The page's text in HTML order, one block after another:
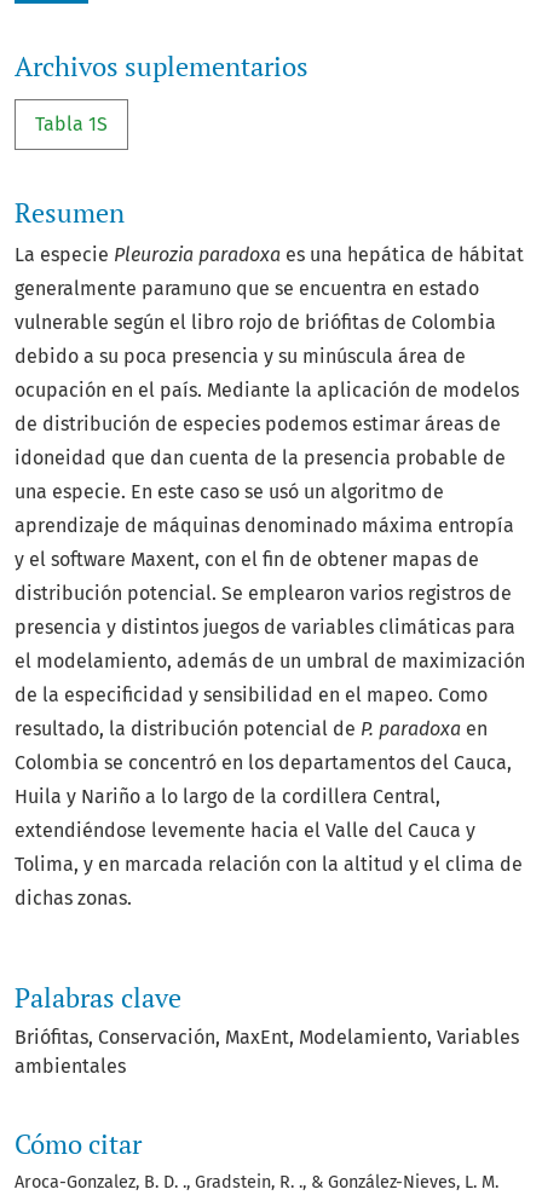
Archivos suplementarios
Tabla 1S
Palabras clave
Briófitas Conservación MaxEnt Modelamiento Variables
ambientales
Cómo citar
Aroca-Gonzalez, B. D. ., Gradstein, R. ., & González-Nieves, L. M.
Resumen
La especie Pleurozia paradoxa es una hepática de hábitat
generalmente paramuno que se encuentra en estado
vulnerable según el libro rojo de briófitas de Colombia
debido a su poca presencia y su minúscula área de
ocupación en el país. Mediante la aplicación de modelos
de distribución de especies podemos estimar áreas de
idoneidad que dan cuenta de la presencia probable de
una especie. En este caso se usó un algoritmo de
aprendizaje de máquinas denominado máxima entropía
y el software Maxent, con el fin de obtener mapas de
distribución potencial. Se emplearon varios registros de
presencia y distintos juegos de variables climáticas para
el modelamiento, además de un umbral de maximización
de la especificidad y sensibilidad en el mapeo. Como
resultado, la distribución potencial de P. paradoxa en
Colombia se concentró en los departamentos del Cauca,
Huila y Nariño a lo largo de la cordillera Central,
extendiéndose levemente hacia el Valle del Cauca y
Tolima, y en marcada relación con la altitud y el clima de
dichas zonas.